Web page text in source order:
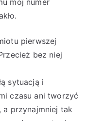
mój numer
pierwszej
bez niej
sytuacją i
czasu ani tworzyć
a przynajmniej tak